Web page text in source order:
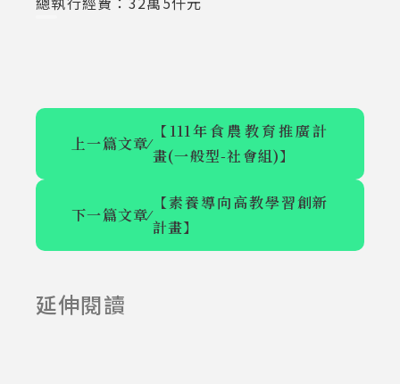
上一篇文章⁄
【111年食農教育推廣計
畫(一般型-社會組)】
下一篇文章⁄
【素養導向高教學習創新
計畫】
延伸閱讀
【111年食農教
般型-社會
2023-03-07
【素養導向高